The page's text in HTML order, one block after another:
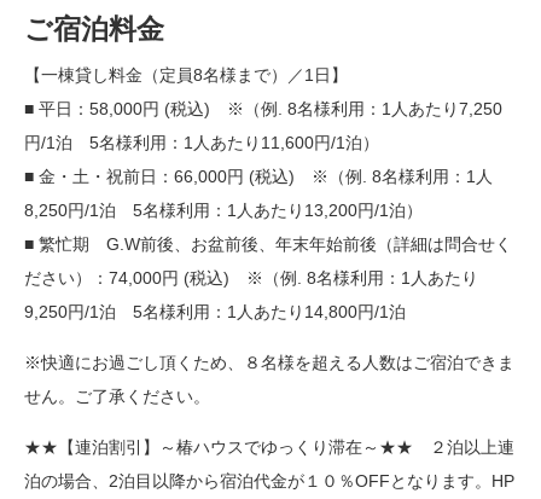
ご宿泊料金
【一棟貸し料金（定員8名様まで）／1日】
■ 平日：58,000円 (税込) ※（例. 8名様利用：1人あたり7,250
円/1泊 5名様利用：1人あたり11,600円/1泊）
■ 金・土・祝前日：66,000円 (税込) ※（例. 8名様利用：1人
8,250円/1泊 5名様利用：1人あたり13,200円/1泊）
■ 繁忙期 G.W前後、お盆前後、年末年始前後（詳細は問合せく
ださい）：74,000円 (税込) ※（例. 8名様利用：1人あたり
9,250円/1泊 5名様利用：1人あたり14,800円/1泊
※快適にお過ごし頂くため、８名様を超える人数はご宿泊できま
せん。ご了承ください。
★★【連泊割引】～椿ハウスでゆっくり滞在～★★ ２泊以上連
泊の場合、2泊目以降から宿泊代金が１０％OFFとなります。HP